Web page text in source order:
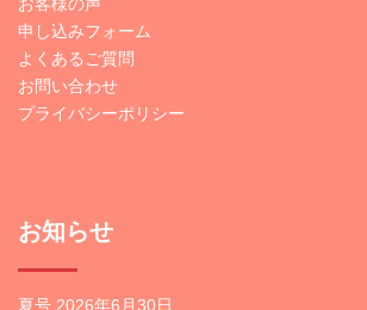
申し込みフォーム
よくあるご質問
お問い合わせ
プライバシーポリシー
お知らせ
夏号 2026年6月30日